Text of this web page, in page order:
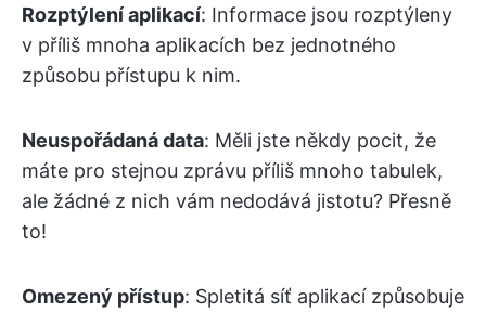
Rozptýlení aplikací: Informace jsou rozptýleny
v příliš mnoha aplikacích bez jednotného
způsobu přístupu k nim.
Neuspořádaná data: Měli jste někdy pocit, že
máte pro stejnou zprávu příliš mnoho tabulek,
ale žádné z nich vám nedodává jistotu? Přesně
to!
Omezený přístup: Spletitá síť aplikací způsobuje